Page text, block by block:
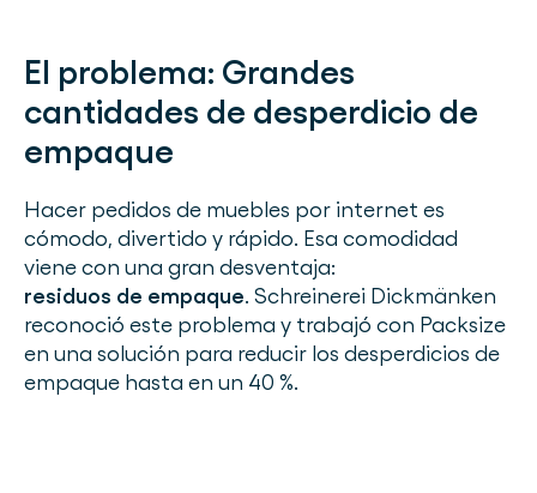
El problema: Grandes
cantidades de desperdicio de
empaque
Hacer pedidos de muebles por internet es
cómodo, divertido y rápido. Esa comodidad
viene con una gran desventaja:
residuos de empaque. Schreinerei Dickmänken
reconoció este problema y trabajó con Packsize
en una solución para reducir los desperdicios de
empaque hasta en un 40 %.